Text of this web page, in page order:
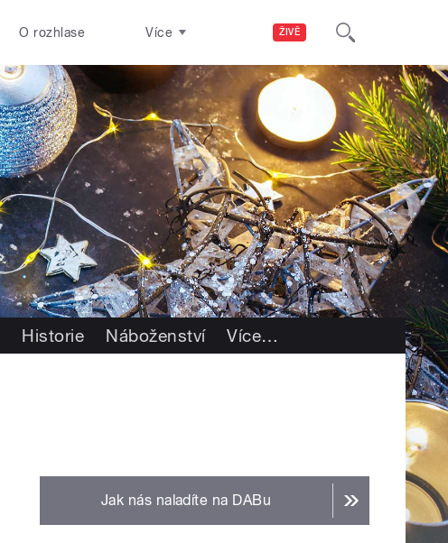
ŽIVĚ
O rozhlase Více
Historie Náboženství Více…
Jak nás naladíte na DABu